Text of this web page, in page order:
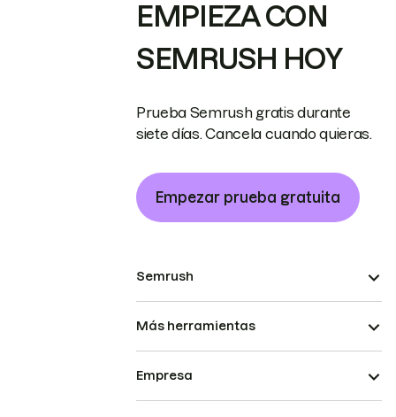
EMPIEZA CON
SEMRUSH HOY
Prueba Semrush gratis durante
siete días. Cancela cuando quieras.
Empezar prueba gratuita
Semrush
Más herramientas
Empresa